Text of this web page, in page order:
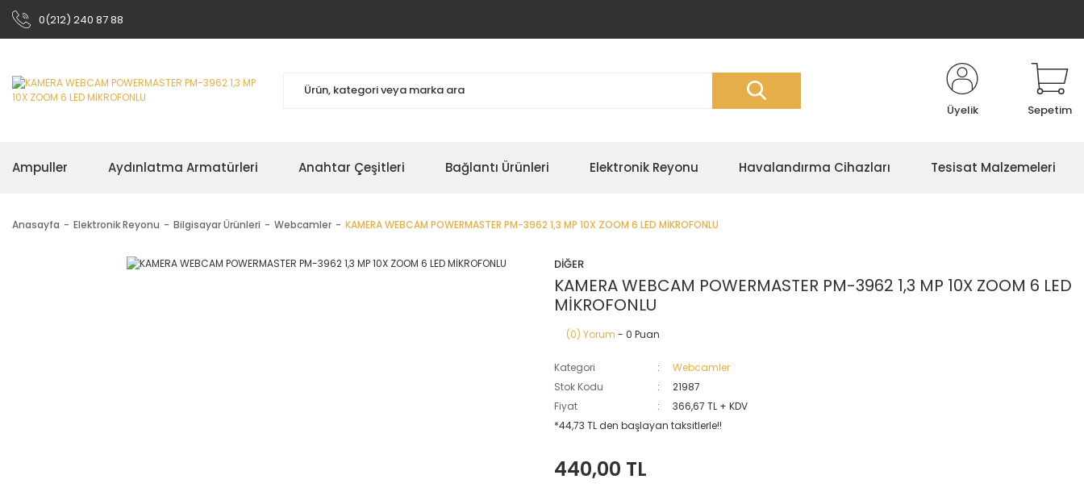
0(212) 240 87 88
Üyelik Sepetim
Ampuller Aydınlatma Armatürleri Anahtar Çeşitleri Bağlantı Ürünleri Elektronik Reyonu Havalandırma Cihazları Tesisat Malzemeleri
Anasayfa Elektronik Reyonu Bilgisayar Ürünleri Webcamler KAMERA WEBCAM POWERMASTER PM-3962 1,3 MP 10X ZOOM 6 LED MİKROFONLU
DİĞER
KAMERA WEBCAM POWERMASTER PM-3962 1,3 MP 10X ZOOM 6 LED
MİKROFONLU
(0) Yorum - 0 Puan
Kategori
Webcamler
Stok Kodu
21987
Fiyat
366,67 TL + KDV
*44,73 TL den başlayan taksitlerle!!
440,00 TL